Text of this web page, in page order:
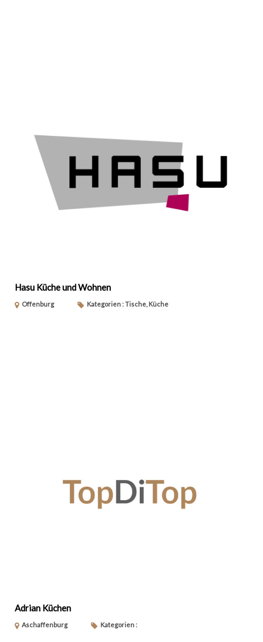
Hasu Küche und Wohnen
Offenburg Kategorien : Tische, Küche
Adrian Küchen
Aschaffenburg Kategorien :